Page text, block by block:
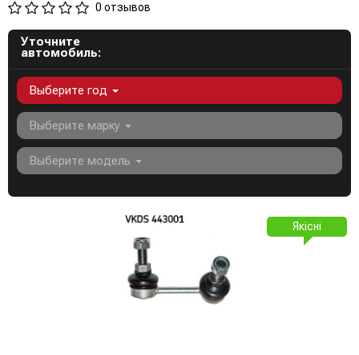
0 отзывов
Уточните
автомобиль:
Выберите год
Выберите марку
Выберите модель
Якісні